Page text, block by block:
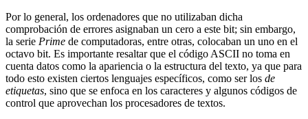
Por lo general, los ordenadores que no utilizaban dicha
comprobación de errores asignaban un cero a este bit; sin embargo,
la serie Prime de computadoras, entre otras, colocaban un uno en el
octavo bit. Es importante resaltar que el código ASCII no toma en
cuenta datos como la apariencia o la estructura del texto, ya que para
todo esto existen ciertos lenguajes específicos, como ser los de
etiquetas, sino que se enfoca en los caracteres y algunos códigos de
control que aprovechan los procesadores de textos.